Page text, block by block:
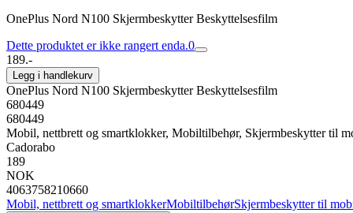
OnePlus Nord N100 Skjermbeskytter Beskyttelsesfilm
Dette produktet er ikke rangert enda.0
189.-
Legg i handlekurv
OnePlus Nord N100 Skjermbeskytter Beskyttelsesfilm
680449
680449
Mobil, nettbrett og smartklokker, Mobiltilbehør, Skjermbeskytter til
Cadorabo
189
NOK
4063758210660
Mobil, nettbrett og smartklokkerMobiltilbehørSkjermbeskytter til